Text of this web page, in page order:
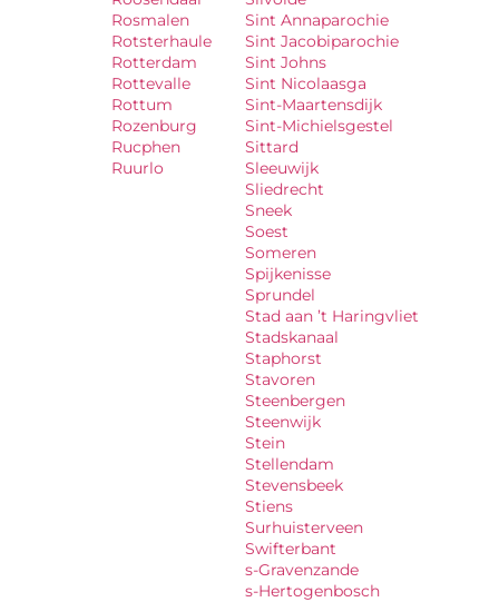
Rosmalen
Rotsterhaule
Rotterdam
Rottevalle
Rottum
Rozenburg
Rucphen
Ruurlo
Sint Annaparochie
Sint Jacobiparochie
Sint Johns
Sint Nicolaasga
Sint-Maartensdijk
Sint-Michielsgestel
Sittard
Sleeuwijk
Sliedrecht
Sneek
Soest
Someren
Spijkenisse
Sprundel
Stad aan ’t Haringvliet
Stadskanaal
Staphorst
Stavoren
Steenbergen
Steenwijk
Stein
Stellendam
Stevensbeek
Stiens
Surhuisterveen
Swifterbant
s-Gravenzande
s-Hertogenbosch